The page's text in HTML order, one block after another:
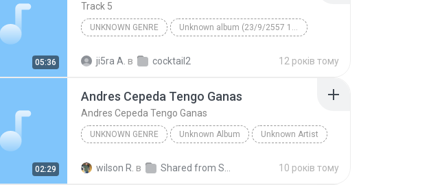
05:36
Track 5
UNKNOWN GENRE Unknown album (23/9/2557 12:59:08)
ji5ra A. в cocktail2 12 років тому
02:29
Andres Cepeda Tengo Ganas
Andres Cepeda Tengo Ganas
UNKNOWN GENRE Unknown Album Unknown Artist
wilson R. в 10 років тому